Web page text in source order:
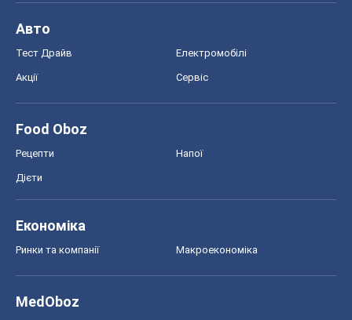
Авто
Тест Драйв Електромобілі
Акції Сервіс
Food Oboz
Рецепти Напої
Дієти
Економіка
Ринки та компанії Макроекономіка
MedOboz